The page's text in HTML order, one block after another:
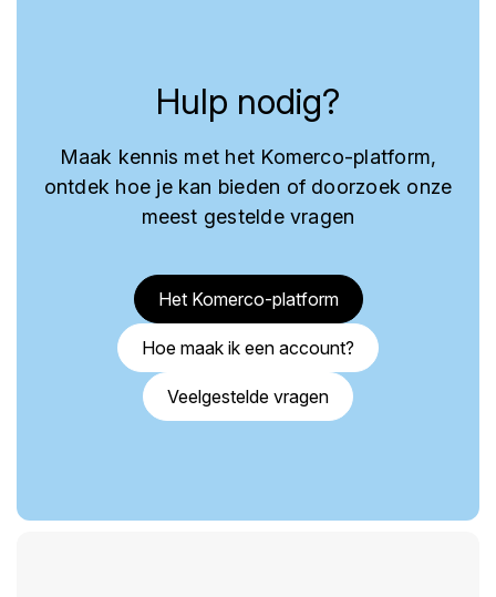
Hulp nodig?
Maak kennis met het Komerco-platform,
ontdek hoe je kan bieden of doorzoek onze
meest gestelde vragen
Het Komerco-platform
Hoe maak ik een account?
Veelgestelde vragen